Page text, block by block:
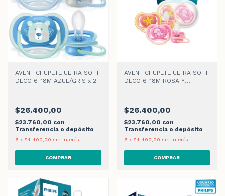
AVENT CHUPETE ULTRA SOFT
DECO 6-18M AZUL/GRIS x 2
$26.400,00
$23.760,00 con
Transferencia o depósito
6 x $4.400,00 sin interés
AVENT CHUPETE ULTRA SOFT
DECO 6-18M ROSA Y
$26.400,00
$23.760,00 con
Transferencia o depósito
6 x $4.400,00 sin interés